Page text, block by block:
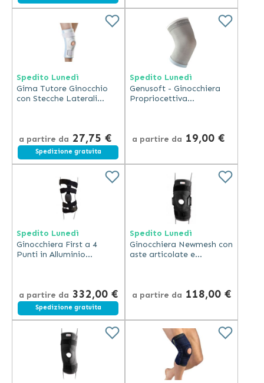
Spedito Lunedì
Gima Tutore Ginocchio
con Stecche Laterali
a partire da 27,75 €
Spedizione gratuita
Spedito Lunedì
Genusoft - Ginocchiera
Propriocettiva
a partire da 19,00 €
Spedito Lunedì
Ginocchiera First a 4
Punti in Alluminio
a partire da 332,00 €
Spedizione gratuita
Spedito Lunedì
Ginocchiera Newmesh con
aste articolate e
a partire da 118,00 €